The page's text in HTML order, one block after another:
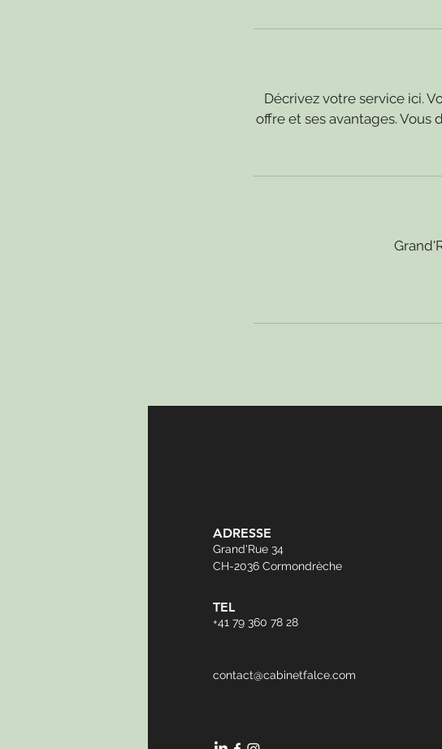
Décrivez votre service ici.
offre et ses avantages.
ADRESSE
Grand'Rue 34
CH-2036 Cormondrèche
TEL
+41 79 360 78 28
contact@cabinetfalce.com